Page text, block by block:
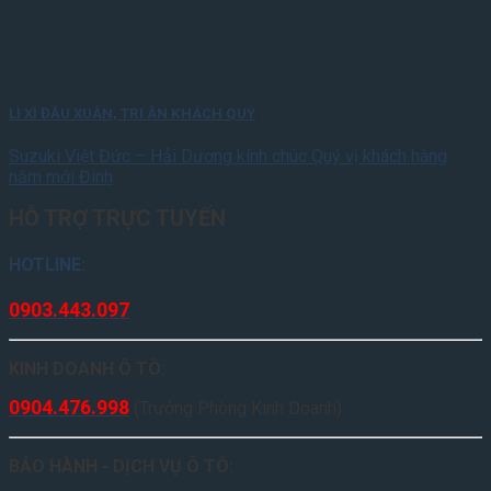
LÌ XÌ ĐẦU XUÂN, TRI ÂN KHÁCH QUÝ
Suzuki Việt Đức – Hải Dương kính chúc Quý vị khách hàng
năm mới Đinh
HOTLINE:
0903.443.097
0904.476.998